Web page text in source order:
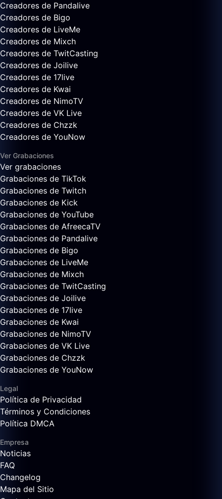
Creadores de Pandalive
Creadores de Bigo
Creadores de LiveMe
Creadores de Mixch
Creadores de TwitCasting
Creadores de Joilive
Creadores de 17live
Creadores de Kwai
Creadores de NimoTV
Creadores de VK Live
Creadores de Chzzk
Creadores de YouNow
Ver Grabaciones
Ver grabaciones
Grabaciones de TikTok
Grabaciones de Twitch
Grabaciones de Kick
Grabaciones de YouTube
Grabaciones de AfreecaTV
Grabaciones de Pandalive
Grabaciones de Bigo
Grabaciones de LiveMe
Grabaciones de Mixch
Grabaciones de TwitCasting
Grabaciones de Joilive
Grabaciones de 17live
Grabaciones de Kwai
Grabaciones de NimoTV
Grabaciones de VK Live
Grabaciones de Chzzk
Grabaciones de YouNow
Legal
Política de Privacidad
Términos y Condiciones
Política DMCA
Empresa
Noticias
FAQ
Changelog
Mapa del Sitio